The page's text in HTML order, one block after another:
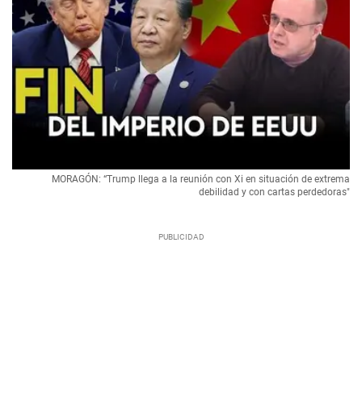
MORAGÓN: “Trump llega a la reunión con Xi en situación de extrema
debilidad y con cartas perdedoras"